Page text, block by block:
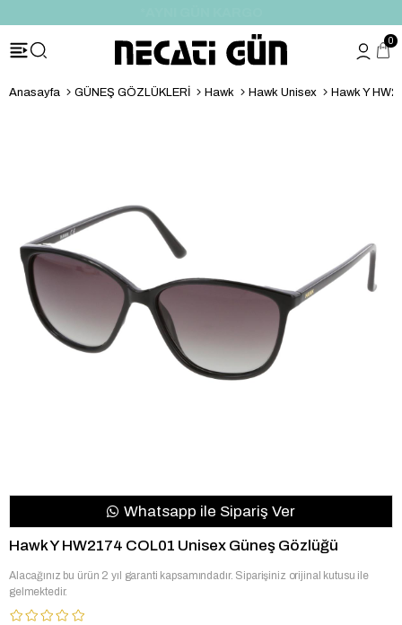
0
Anasayfa GÜNEŞ GÖZLÜKLERİ Hawk Hawk Unisex Hawk Y
Whatsapp ile Sipariş Ver
Hawk Y HW2174 COL01 Unisex Güneş Gözlüğü
Alacağınız bu ürün 2 yıl garanti kapsamındadır. Siparişiniz orijinal kutusu ile
gelmektedir.